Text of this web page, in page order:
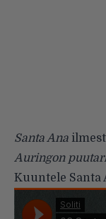
Santa Ana
Auringon
Kuuntele Santa